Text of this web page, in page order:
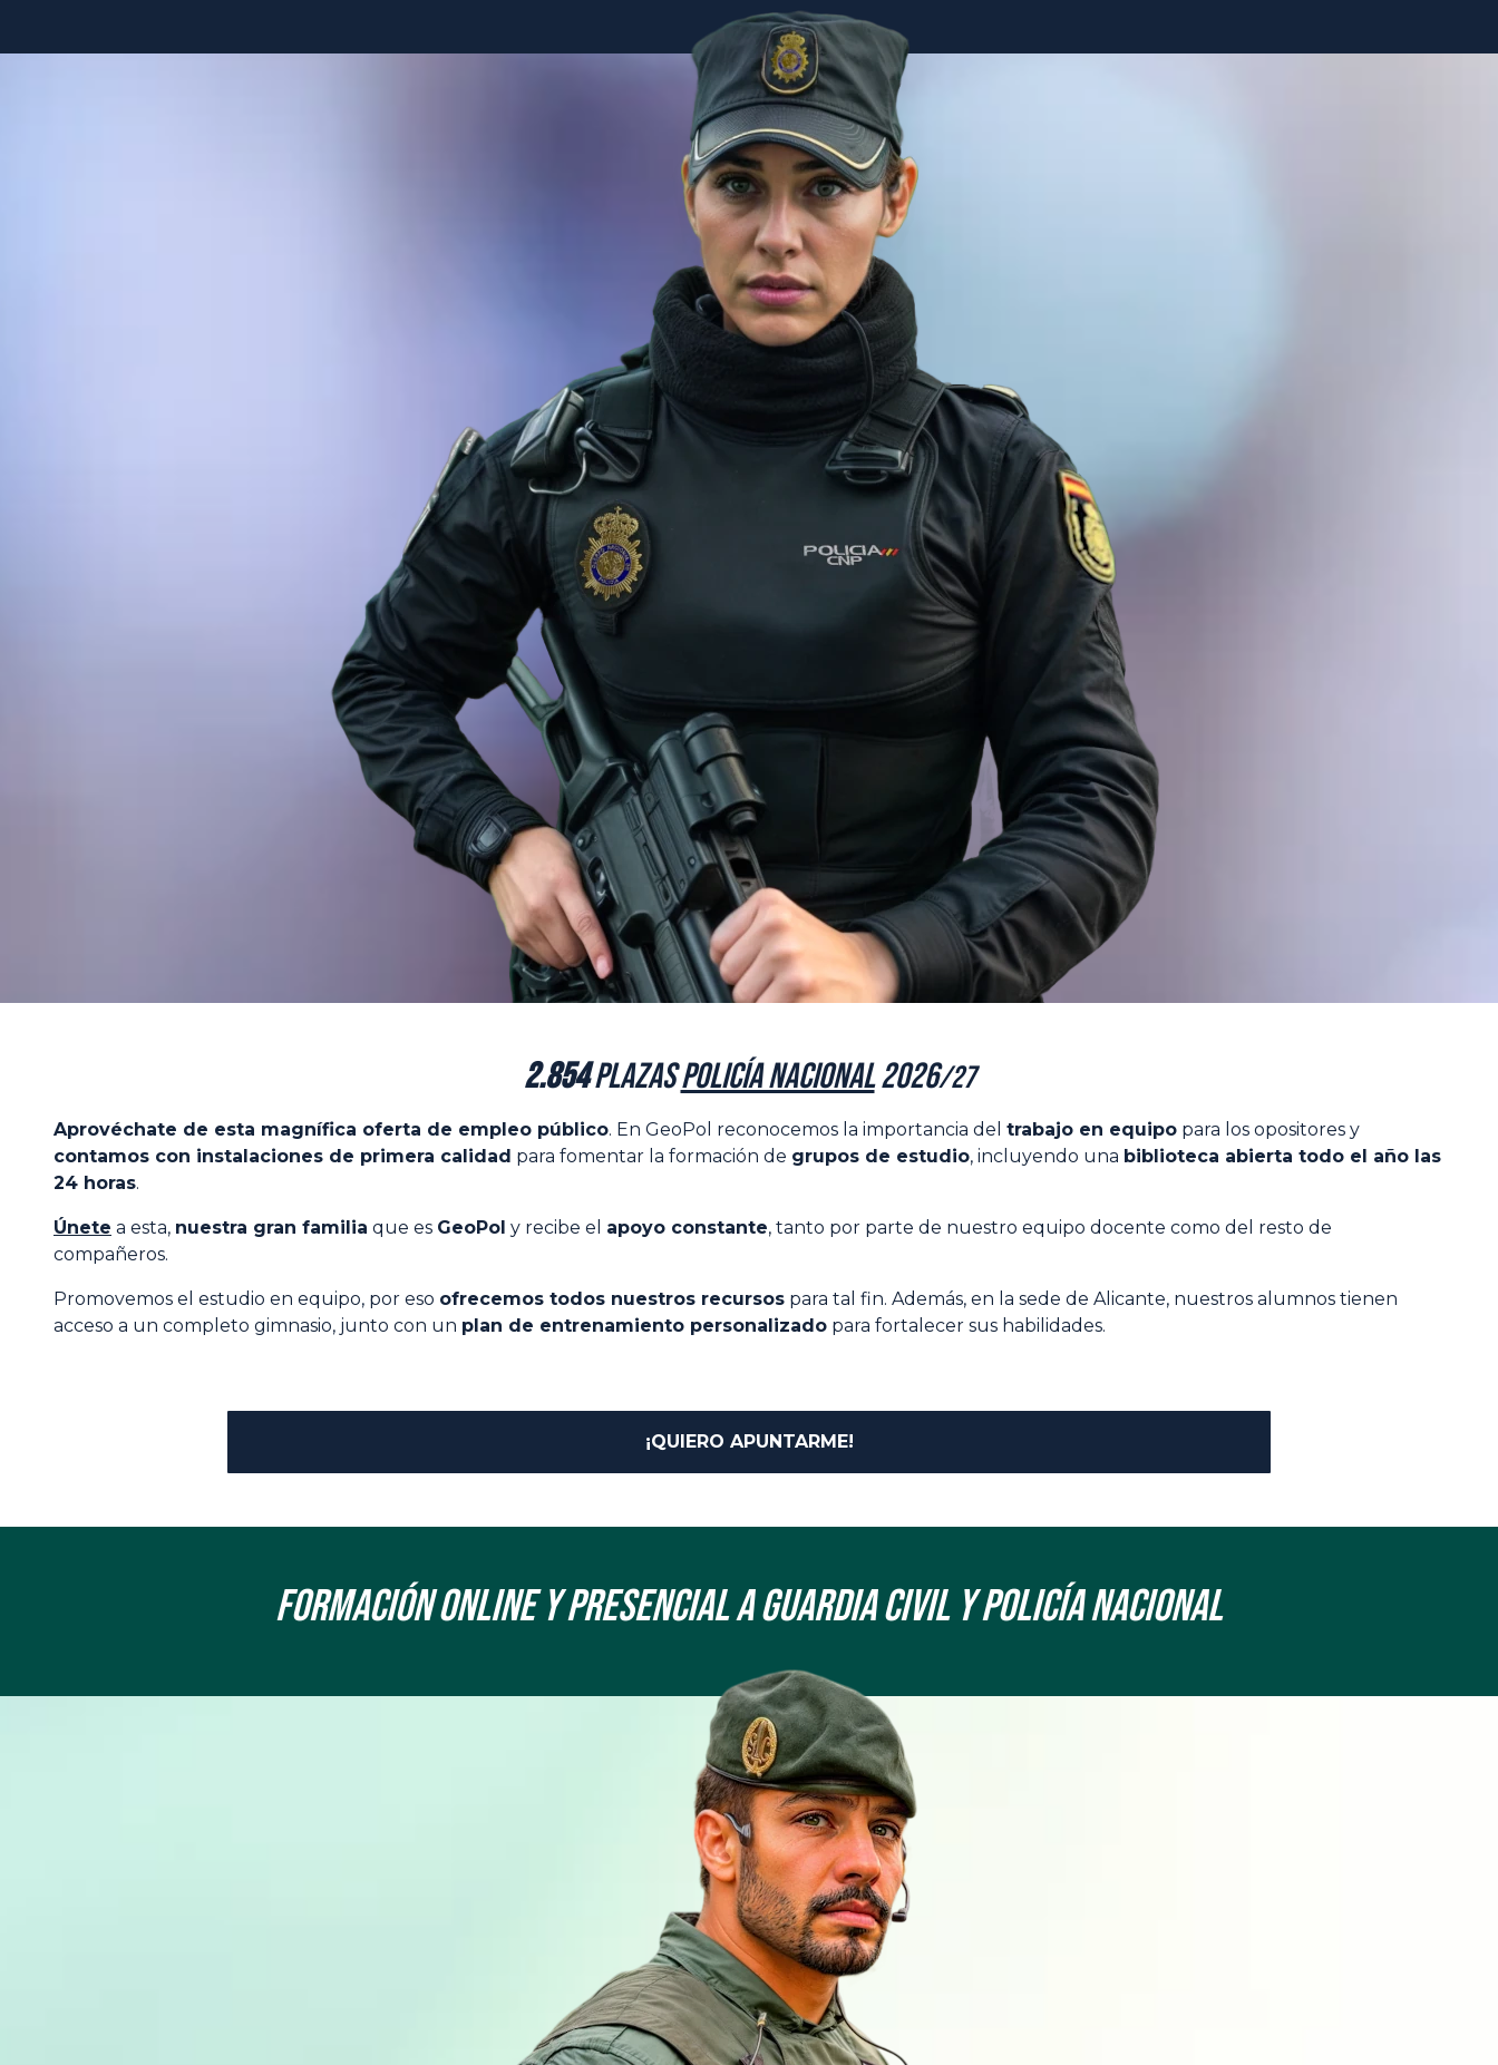
2.854plazasPolicía Nacional2026/27
Aprovéchate de esta magnífica oferta de empleo público. En GeoPol reconocemos la importancia del trabajo en equipo para los opositores y
contamos con instalaciones de primera calidad para fomentar la formación de grupos de estudio, incluyendo una biblioteca abierta todo el año las
24 horas.
Únete a esta, nuestra gran familia que es GeoPol y recibe el apoyo constante, tanto por parte de nuestro equipo docente como del resto de
compañeros.
Promovemos el estudio en equipo, por eso ofrecemos todos nuestros recursos para tal fin. Además, en la sede de Alicante, nuestros alumnos tienen
acceso a un completo gimnasio, junto con un plan de entrenamiento personalizado para fortalecer sus habilidades.
¡QUIERO APUNTARME!
Formación onLine y Presencial a Guardia Civil y Policía Nacional